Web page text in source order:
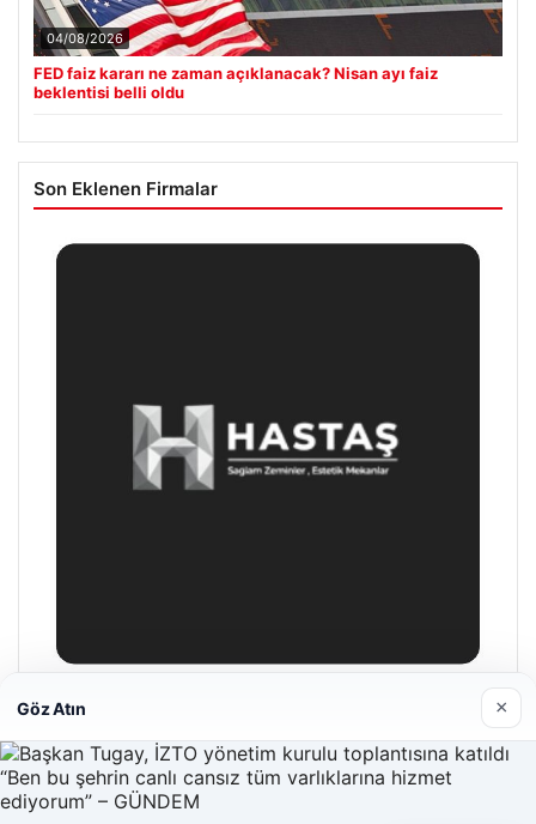
04/08/2026
FED faiz kararı ne zaman açıklanacak? Nisan ayı faiz
beklentisi belli oldu
Son Eklenen Firmalar
Hastaş Beton
26/05/2026
Göz Atın ×